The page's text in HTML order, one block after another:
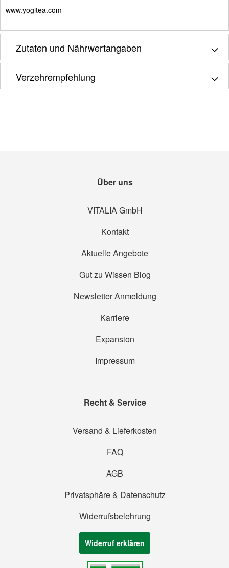
www.yogitea.com
Zutaten und Nährwertangaben
Verzehrempfehlung
Über uns
VITALIA GmbH
Kontakt
Aktuelle Angebote
Gut zu Wissen Blog
Newsletter Anmeldung
Karriere
Expansion
Impressum
Recht & Service
Versand & Lieferkosten
FAQ
AGB
Privatsphäre & Datenschutz
Widerrufsbelehrung
Widerruf erklären